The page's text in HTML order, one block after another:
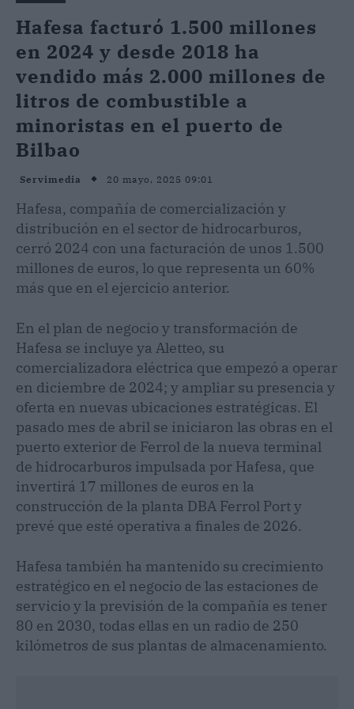
Hafesa facturó 1.500 millones
en 2024 y desde 2018 ha
vendido más 2.000 millones de
litros de combustible a
minoristas en el puerto de
Bilbao
Servimedia 20 mayo, 2025 09:01
Hafesa, compañía de comercialización y
distribución en el sector de hidrocarburos,
cerró 2024 con una facturación de unos 1.500
millones de euros, lo que representa un 60%
más que en el ejercicio anterior.
En el plan de negocio y transformación de
Hafesa se incluye ya Aletteo, su
comercializadora eléctrica que empezó a operar
en diciembre de 2024; y ampliar su presencia y
oferta en nuevas ubicaciones estratégicas. El
pasado mes de abril se iniciaron las obras en el
puerto exterior de Ferrol de la nueva terminal
de hidrocarburos impulsada por Hafesa, que
invertirá 17 millones de euros en la
construcción de la planta DBA Ferrol Port y
prevé que esté operativa a finales de 2026.
Hafesa también ha mantenido su crecimiento
estratégico en el negocio de las estaciones de
servicio y la previsión de la compañía es tener
80 en 2030, todas ellas en un radio de 250
kilómetros de sus plantas de almacenamiento.